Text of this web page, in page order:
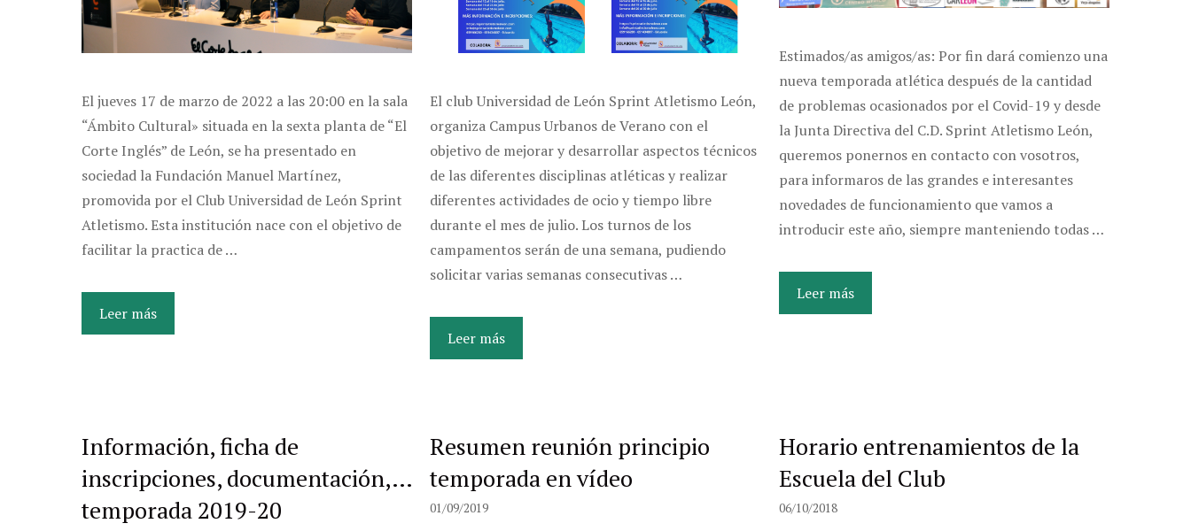
El jueves 17 de marzo de 2022 a las 20:00 en la sala
“Ámbito Cultural» situada en la sexta planta de “El
Corte Inglés” de León, se ha presentado en
sociedad la Fundación Manuel Martínez,
promovida por el Club Universidad de León Sprint
Atletismo. Esta institución nace con el objetivo de
facilitar la practica de …
Leer más
El club Universidad de León Sprint Atletismo León,
organiza Campus Urbanos de Verano con el
objetivo de mejorar y desarrollar aspectos técnicos
de las diferentes disciplinas atléticas y realizar
diferentes actividades de ocio y tiempo libre
durante el mes de julio. Los turnos de los
campamentos serán de una semana, pudiendo
solicitar varias semanas consecutivas …
Leer más
Estimados/as amigos/as: Por fin dará comienzo una
nueva temporada atlética después de la cantidad
de problemas ocasionados por el Covid-19 y desde
la Junta Directiva del C.D. Sprint Atletismo León,
queremos ponernos en contacto con vosotros,
para informaros de las grandes e interesantes
novedades de funcionamiento que vamos a
introducir este año, siempre manteniendo todas …
Leer más
Información, ficha de
inscripciones, documentación,…
temporada 2019-20
Resumen reunión principio
temporada en vídeo
01/09/2019
Horario entrenamientos de la
Escuela del Club
06/10/2018